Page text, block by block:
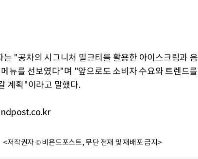
는 "공차의 시그니처 밀크티를 활용한 아이스크림과
뉴를 선보였다"며 "앞으로도 소비자 수요와 트렌드
계획"이라고 말했다.
<저작권자 © 비욘드포스트, 무단 전재 및 재배포 금지>